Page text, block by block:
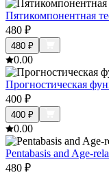
Пятикомпонентная
480 ₽
480 ₽
0.00
Прогностическая
400 ₽
400 ₽
0.00
Pentabasis and Age-
480 ₽